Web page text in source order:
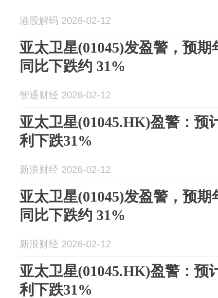
港股解码 2026-02-12
亚太卫星(01045)发盈警，预
同比下跌约 31%
智通财经 2026-02-12
亚太卫星(01045.HK)盈警：预
利下跌31%
新浪财经 2026-02-12
亚太卫星(01045)发盈警，预
同比下跌约 31%
新浪财经 2026-02-12
亚太卫星(01045.HK)盈警：预
利下跌31%